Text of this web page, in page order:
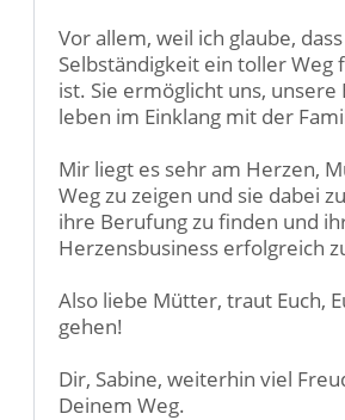
Vor allem, weil ich glaube,
Selbständigkeit ein toller Weg
ist. Sie ermöglicht uns, unsere
leben im Einklang mit der
Mir liegt es sehr am Herzen,
Weg zu zeigen und sie dabei
ihre Berufung zu finden und
Herzensbusiness erfolgreich
Also liebe Mütter, traut Euch,
gehen!
Dir, Sabine, weiterhin viel
Deinem Weg.